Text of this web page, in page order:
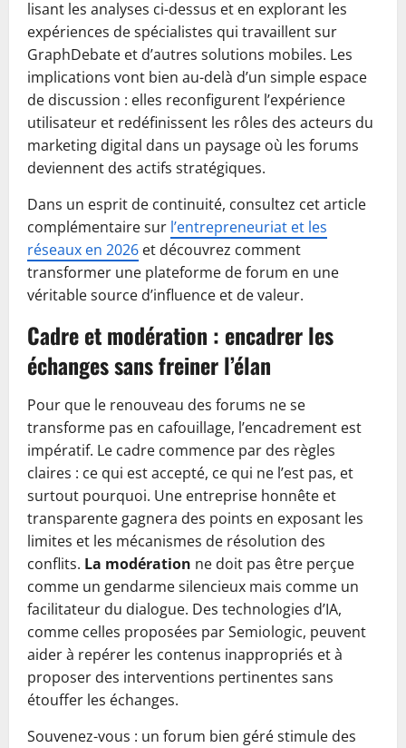
lisant les analyses ci-dessus et en explorant les
expériences de spécialistes qui travaillent sur
GraphDebate et d’autres solutions mobiles. Les
implications vont bien au-delà d’un simple espace
de discussion : elles reconfigurent l’expérience
utilisateur et redéfinissent les rôles des acteurs du
marketing digital dans un paysage où les forums
deviennent des actifs stratégiques.
Dans un esprit de continuité, consultez cet article
complémentaire sur l’entrepreneuriat et les
réseaux en 2026 et découvrez comment
transformer une plateforme de forum en une
véritable source d’influence et de valeur.
Cadre et modération : encadrer les
échanges sans freiner l’élan
Pour que le renouveau des forums ne se
transforme pas en cafouillage, l’encadrement est
impératif. Le cadre commence par des règles
claires : ce qui est accepté, ce qui ne l’est pas, et
surtout pourquoi. Une entreprise honnête et
transparente gagnera des points en exposant les
limites et les mécanismes de résolution des
conflits. La modération ne doit pas être perçue
comme un gendarme silencieux mais comme un
facilitateur du dialogue. Des technologies d’IA,
comme celles proposées par Semiologic, peuvent
aider à repérer les contenus inappropriés et à
proposer des interventions pertinentes sans
étouffer les échanges.
Souvenez-vous : un forum bien géré stimule des